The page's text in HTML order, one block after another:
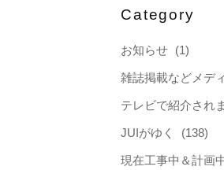
Category
お知らせ (1)
雑誌掲載などメデ
テレビで紹介され
JUIがゆく (138)
現在工事中＆計画